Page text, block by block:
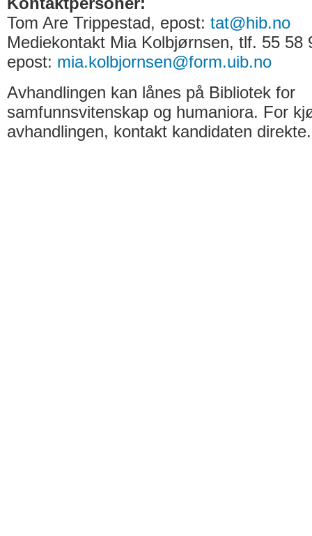
Tom Are Trippestad, epost: tat@hib.no
Mediekontakt Mia Kolbjørnsen, tlf. 55 58
epost: mia.kolbjornsen@form.uib.no
Avhandlingen kan lånes på Bibliotek for
samfunnsvitenskap og humaniora. For
avhandlingen, kontakt kandidaten direkte.